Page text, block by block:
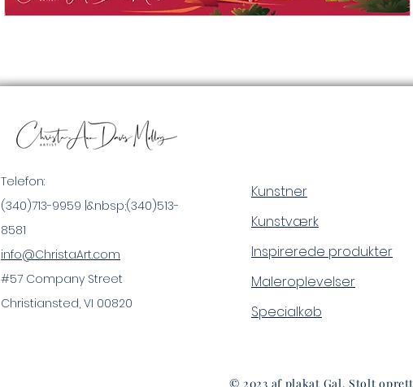
Telefon:
(340)713-9959 |&nbsp;(340)513-
8581
info@ChristaArt.com
#57 Company Street
Christiansted, VI 00820
Kunstner
Kunstværk
Inspirerede produkter
Maleroplevelser
Specialkøb
© 2023 af plakat Gal. Stolt